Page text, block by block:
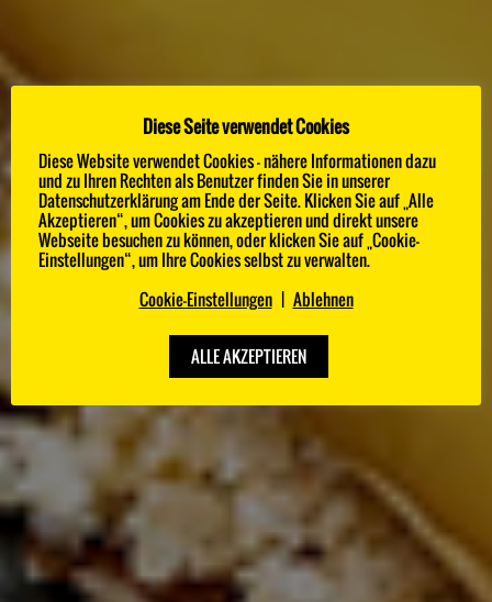
100 BEST CHEFS
Die 100 besten Köche Deutschlands im
Ranking.
Diese Seite verwendet Cookies
Diese Website verwendet Cookies - nähere Informationen dazu
und zu Ihren Rechten als Benutzer finden Sie in unserer
Datenschutzerklärung am Ende der Seite. Klicken Sie auf „Alle
Akzeptieren“, um Cookies zu akzeptieren und direkt unsere
Webseite besuchen zu können, oder klicken Sie auf „Cookie-
Einstellungen“, um Ihre Cookies selbst zu verwalten.
Cookie-Einstellungen
Ablehnen
ALLE AKZEPTIEREN